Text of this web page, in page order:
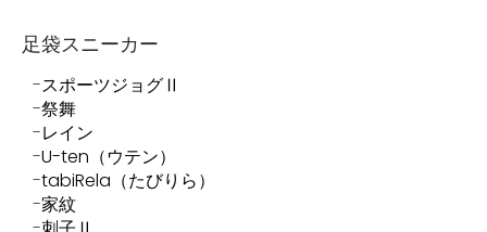
足袋スニーカー
スポーツジョグⅡ
祭舞
レイン
U-ten（ウテン）
tabiRela（たびりら）
家紋